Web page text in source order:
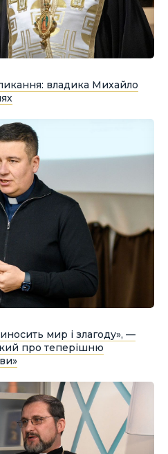
владика Михайло
мир і злагоду», —
про теперішню